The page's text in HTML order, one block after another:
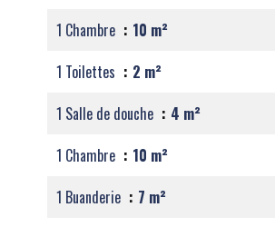
1 Chambre
10 m²
1 Toilettes
2 m²
1 Salle de douche
4 m²
1 Chambre
10 m²
1 Buanderie
7 m²